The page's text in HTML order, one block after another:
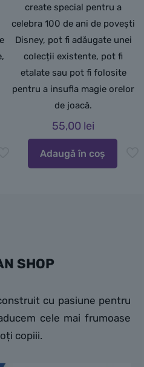
create special pentru a
celebra 100 de ani de povești
Disney, pot fi adăugate unei
colecții existente, pot fi
etalate sau pot fi folosite
pentru a insufla magie orelor
de joacă.
55,00 lei
Adaugă în coș
SHOP
cu pasiune pentru
cele mai frumoase
copiii.